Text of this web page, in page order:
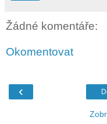
Žádné komentáře:
Okomentovat
‹